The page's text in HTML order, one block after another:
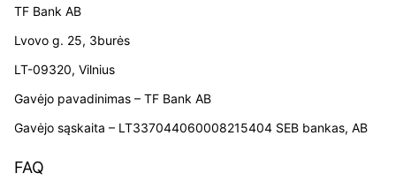
TF Bank AB
Lvovo g. 25, 3burės
LT-09320, Vilnius
Gavėjo pavadinimas – TF Bank AB
Gavėjo sąskaita – LT337044060008215404 SEB bankas, AB
FAQ